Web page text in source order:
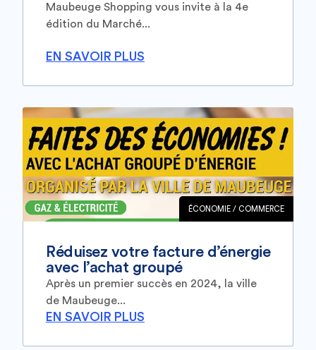
Maubeuge Shopping vous invite à la 4e
édition du Marché...
EN SAVOIR PLUS
ÉCONOMIE / COMMERCE
Réduisez votre facture d’énergie
avec l’achat groupé
Après un premier succès en 2024, la ville
de Maubeuge...
EN SAVOIR PLUS